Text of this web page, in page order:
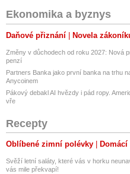
Ekonomika a byznys
Daňové přiznání Novela
Změny v důchodech od roku 2027: Nová
penzí
Partners Banka jako první banka na trhu
Anycoinem
Pákový debakl AI hvězdy i pád ropy.
vře
Recepty
Oblíbené zimní polévky
Svěží letní saláty, které vás v horku
vás mile překvapí!